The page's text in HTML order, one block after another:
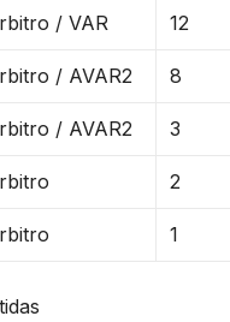
/ VAR 12
/ AVAR2 8
/ AVAR2 3
2
1